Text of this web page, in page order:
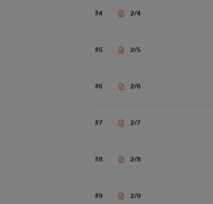
#4 2/4
#5 2/5
#6 2/6
#7 2/7
#8 2/8
#9 2/9